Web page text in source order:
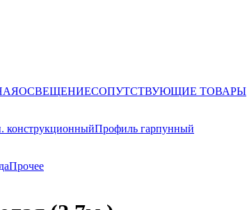
ОСВЕЩЕНИЕСОПУТСТВУЮЩИЕ ТОВАРЫ
конструкционныйПрофиль гарпунный
Прочее